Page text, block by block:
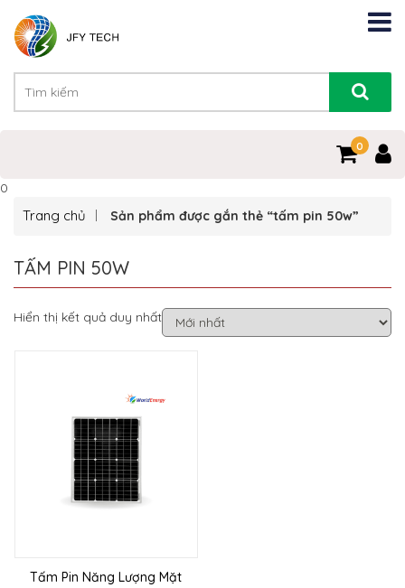
0
0
Trang chủ Sản phẩm được gắn thẻ “tấm pin 50w”
TẤM PIN 50W
Hiển thị kết quả duy nhất
Tấm Pin Năng Lượng Mặt